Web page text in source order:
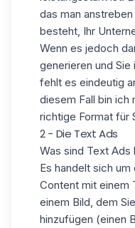
das man
besteht, Ihr
Wenn es jedoch
generieren und Sie
fehlt es eindeutig
diesem Fall bin ich
richtige Format für
2 - Die Text Ads
Was sind Text Ads
Es handelt sich
Content mit einem
einem Bild, dem
hinzufügen (einen